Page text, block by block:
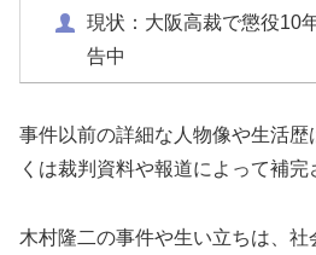
現状：大阪高裁で懲役10
告中
事件以前の詳細な人物像や生活
くは裁判資料や報道によって補完
木村隆二の事件や生い立ちは、